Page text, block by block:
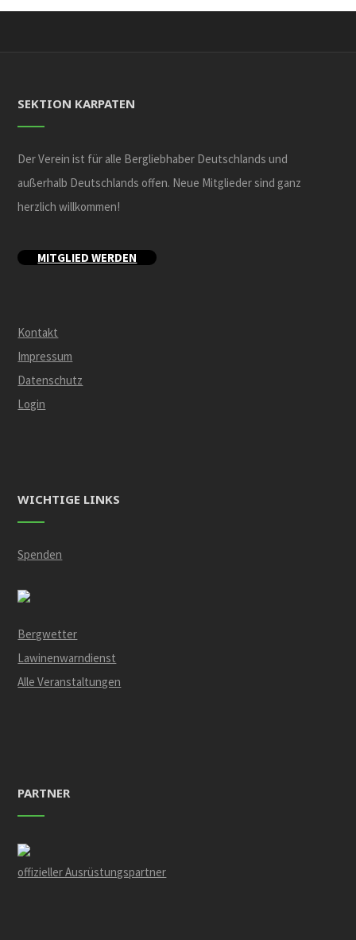
SEKTION KARPATEN
Der Verein ist für alle Bergliebhaber Deutschlands und
außerhalb Deutschlands offen. Neue Mitglieder sind ganz
herzlich willkommen!
MITGLIED WERDEN
Kontakt
Impressum
Datenschutz
Login
WICHTIGE LINKS
Spenden
Bergwetter
Lawinenwarndienst
Alle Veranstaltungen
PARTNER
offizieller Ausrüstungspartner